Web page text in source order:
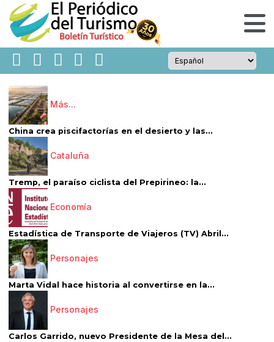
Más...
China crea piscifactorías en el desierto y las...
Cataluña
Tremp, el paraíso ciclista del Prepirineo: la...
Economía
Estadística de Transporte de Viajeros (TV) Abril...
Personajes
Marta Vidal hace historia al convertirse en la...
Personajes
Carlos Garrido, nuevo Presidente de la Mesa del...